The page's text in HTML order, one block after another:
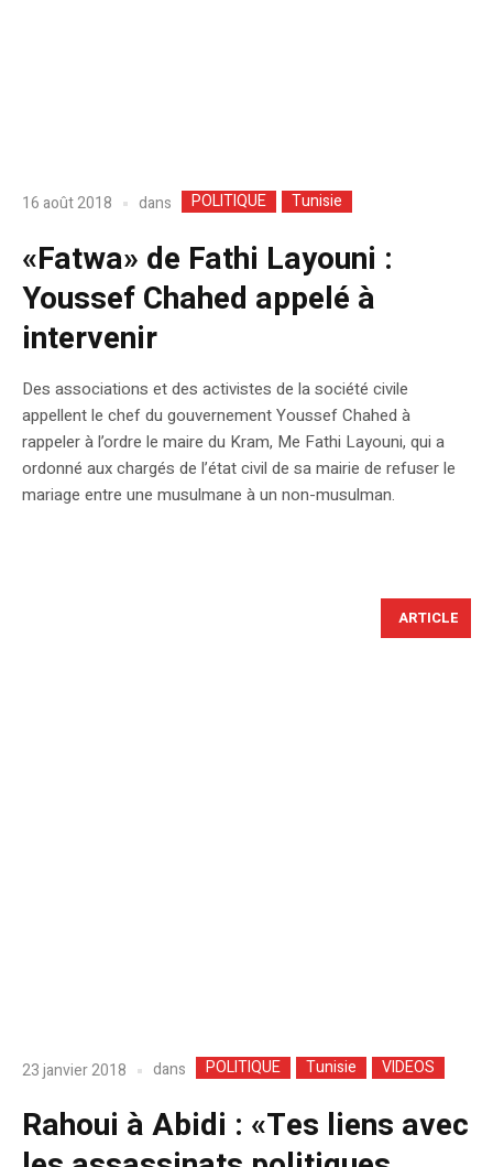
16 août 2018 dans POLITIQUE Tunisie
«Fatwa» de Fathi Layouni :
Youssef Chahed appelé à
intervenir
Des associations et des activistes de la société civile
appellent le chef du gouvernement Youssef Chahed à
rappeler à l’ordre le maire du Kram, Me Fathi Layouni, qui a
ordonné aux chargés de l’état civil de sa mairie de refuser le
mariage entre une musulmane à un non-musulman.
ARTICLE
23 janvier 2018 dans POLITIQUE Tunisie VIDEOS
Rahoui à Abidi : «Tes liens avec